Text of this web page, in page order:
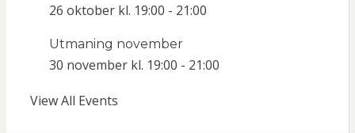
26 oktober kl. 19:00 - 21:00
Utmaning november
30 november kl. 19:00 - 21:00
View All Events